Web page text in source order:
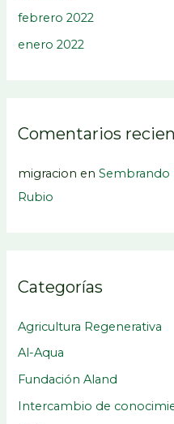
febrero 2022
enero 2022
Comentarios
migracion enSembrando
Rubio
Categorías
Agricultura Regenerativa
Al-Aqua
Fundación Aland
Intercambio de